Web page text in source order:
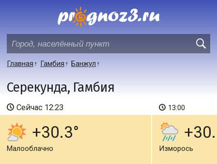
Главная Гамбия Банжул
Серекунда, Гамбия
Сейчас 12:23
+30.3
Малооблачно
13:00
Изморось